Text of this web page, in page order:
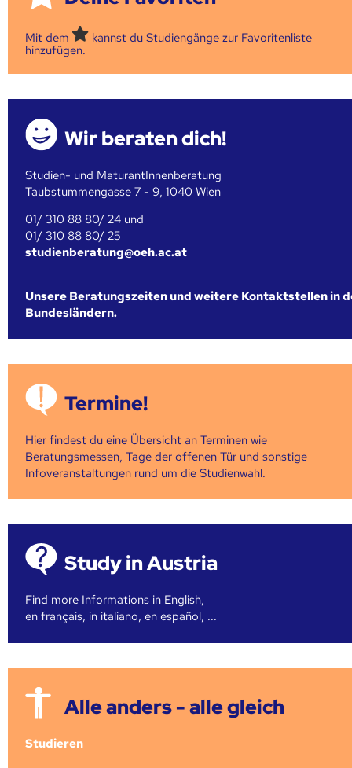
Mit dem
kannst du Studiengänge zur Favoritenliste
hinzufügen.
Wir beraten dich!
Studien- und MaturantInnenberatung
Taubstummengasse 7 - 9, 1040 Wien
01/ 310 88 80/ 24 und
01/ 310 88 80/ 25
studienberatung@oeh.ac.at
Unsere Beratungszeiten und weitere Kontaktstellen in
Bundesländern.
Termine!
Hier findest du eine Übersicht an Terminen wie
Beratungsmessen, Tage der offenen Tür und sonstige
Infoveranstaltungen rund um die Studienwahl.
Study in Austria
Find more Informations in English,
en français, in italiano, en español, ...
Alle anders - alle gleich
Studieren